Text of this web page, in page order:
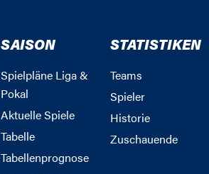
SAISON
Spielpläne Liga &
Pokal
Aktuelle Spiele
Tabelle
Tabellenprognose
STATISTIKEN
Teams
Spieler
Historie
Zuschauende